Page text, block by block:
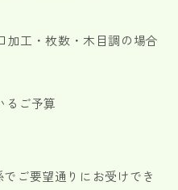
工・枚数・木目調の場合
るご予算
ご要望通りにお受けでき